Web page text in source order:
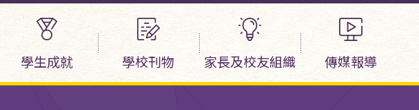
學生成就 學校刊物 家長及校友組織 傳媒報導